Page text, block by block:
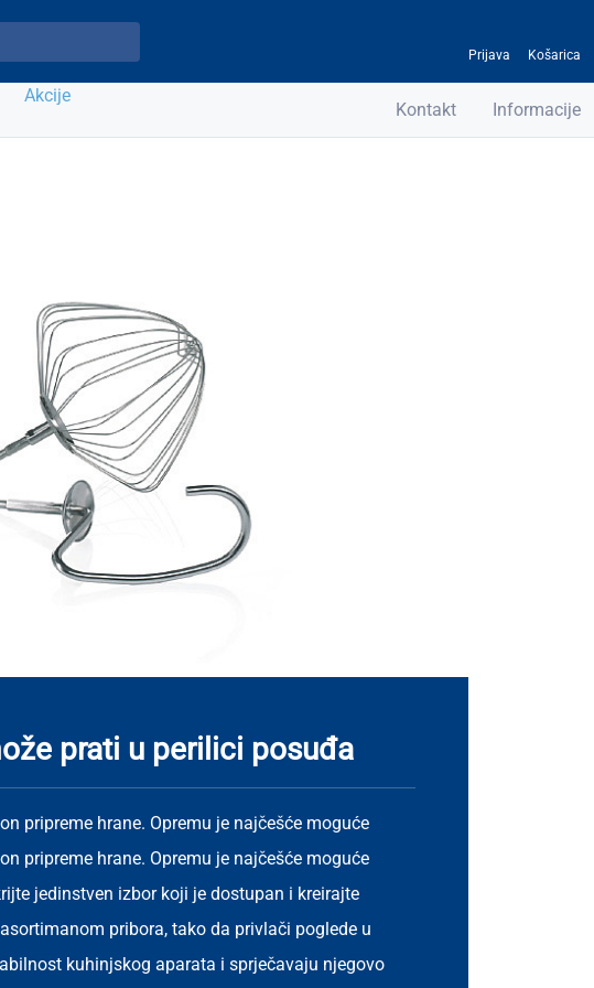
Prijava Košarica
Akcije
Kontakt Informacije
prati u perilici posuđa
pripreme hrane. Opremu je najčešće moguće
pripreme hrane. Opremu je najčešće moguće
jedinstven izbor koji je dostupan i kreirajte
pribora, tako da privlači poglede u
kuhinjskog aparata i sprječavaju njegovo